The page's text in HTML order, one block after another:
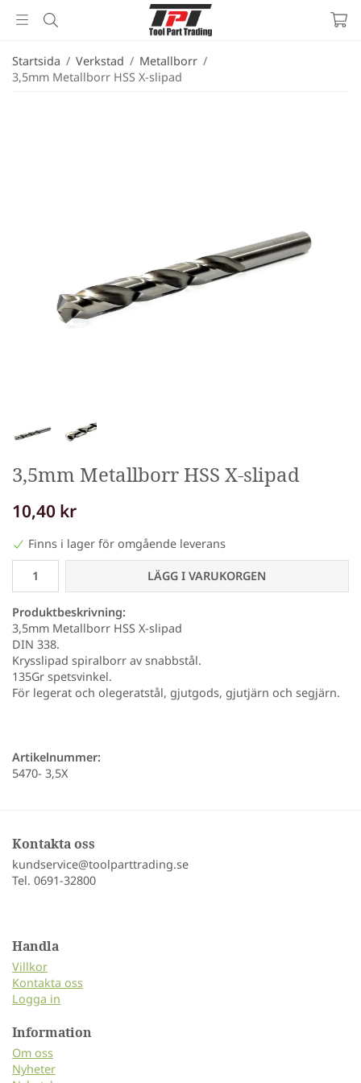
Startsida / Verkstad / Metallborr /
3,5mm Metallborr HSS X-slipad
3,5mm Metallborr HSS X-slipad
10,40 kr
Finns i lager för omgående leverans
LÄGG I VARUKORGEN
Produktbeskrivning:
3,5mm Metallborr HSS X-slipad
DIN 338.
Krysslipad spiralborr av snabbstål.
135Gr spetsvinkel.
För legerat och olegeratstål, gjutgods, gjutjärn och segjärn.
Artikelnummer:
5470- 3,5X
Kontakta oss
kundservice@toolparttrading.se
Tel. 0691-32800
Handla
Villkor
Kontakta oss
Logga in
Information
Om oss
Nyheter